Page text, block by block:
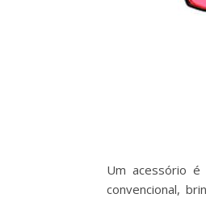
Um acessório é
convencional,